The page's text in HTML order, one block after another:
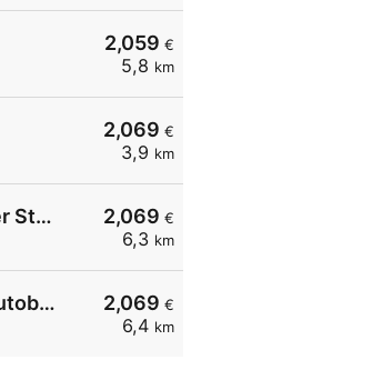
2,059 €
5,8 km
2,069 €
3,9 km
2,069 €
6,3 km
Shell Potsdam Neuendorfer Stra. 39
2,069 €
6,4 km
Shell Michendorf An der Autobahn 1 A